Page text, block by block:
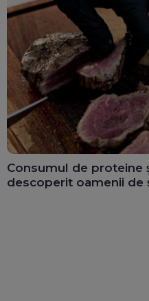
Consumul de proteine
descoperit oamenii de